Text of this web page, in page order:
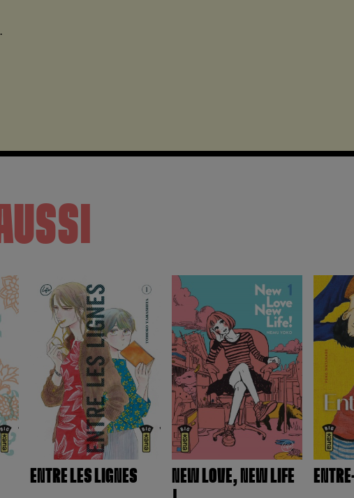
ENTRE LES LIGNES
NEW LOVE, NEW LIFE